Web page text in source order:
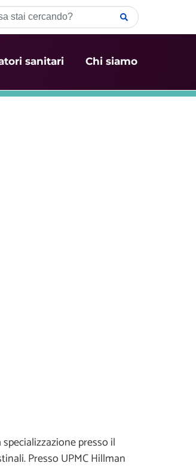
sanitari Chi siamo
presso il
Presso UPMC Hillman